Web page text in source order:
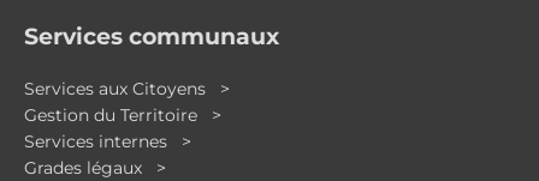
Services communaux
Services aux Citoyens >
Gestion du Territoire >
Services internes >
Grades légaux >